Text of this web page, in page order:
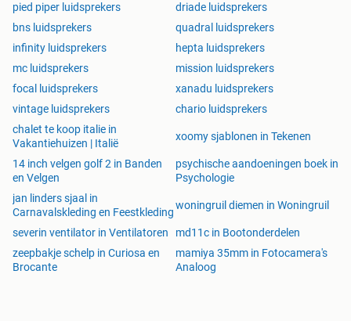
pied piper luidsprekers
driade luidsprekers
bns luidsprekers
quadral luidsprekers
infinity luidsprekers
hepta luidsprekers
mc luidsprekers
mission luidsprekers
focal luidsprekers
xanadu luidsprekers
vintage luidsprekers
chario luidsprekers
chalet te koop italie in
Vakantiehuizen | Italië
xoomy sjablonen in Tekenen
14 inch velgen golf 2 in Banden
en Velgen
psychische aandoeningen boek in
Psychologie
jan linders sjaal in
Carnavalskleding en Feestkleding
woningruil diemen in Woningruil
severin ventilator in Ventilatoren
md11c in Bootonderdelen
zeepbakje schelp in Curiosa en
Brocante
mamiya 35mm in Fotocamera's
Analoog